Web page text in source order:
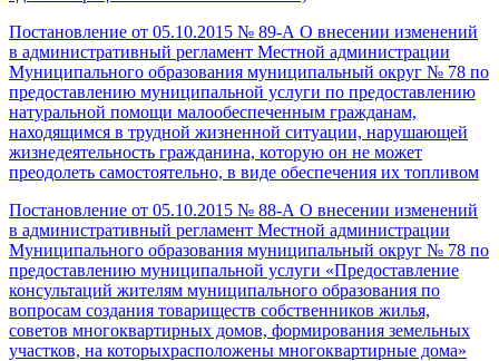
Постановление от 05.10.2015 № 89-А О внесении изменений
в административный регламент Местной администрации
Муниципального образования муниципальный округ № 78 по
предоставлению муниципальной услуги по предоставлению
натуральной помощи малообеспеченным гражданам,
находящимся в трудной жизненной ситуации, нарушающей
жизнедеятельность гражданина, которую он не может
преодолеть самостоятельно, в виде обеспечения их топливом
Постановление от 05.10.2015 № 88-А О внесении изменений
в административный регламент Местной администрации
Муниципального образования муниципальный округ № 78 по
предоставлению муниципальной услуги «Предоставление
консультаций жителям муниципального образования по
вопросам создания товариществ собственников жилья,
советов многоквартирных домов, формирования земельных
участков, на которыхрасположены многоквартирные дома»